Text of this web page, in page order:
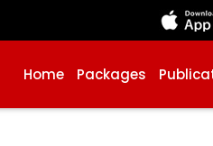
Home Packages